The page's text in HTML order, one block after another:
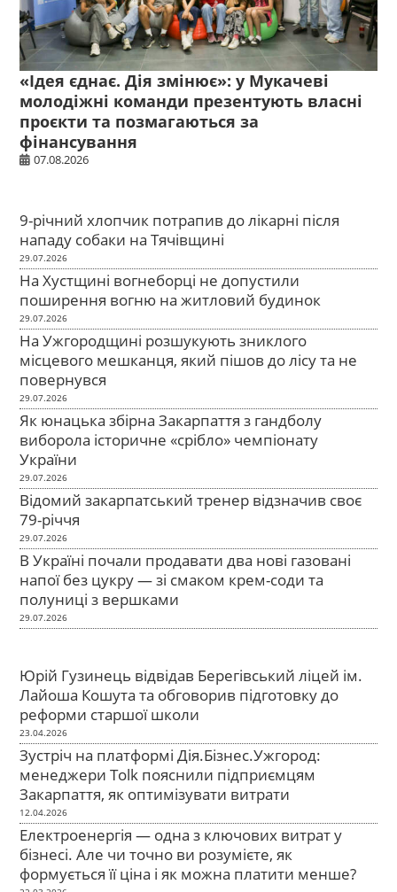
«Ідея єднає. Дія змінює»: у Мукачеві
молодіжні команди презентують власні
проєкти та позмагаються за
фінансування
07.08.2026
9-річний хлопчик потрапив до лікарні після
нападу собаки на Тячівщині
29.07.2026
На Хустщині вогнеборці не допустили
поширення вогню на житловий будинок
29.07.2026
На Ужгородщині розшукують зниклого
місцевого мешканця, який пішов до лісу та не
повернувся
29.07.2026
Як юнацька збірна Закарпаття з гандболу
виборола історичне «срібло» чемпіонату
України
29.07.2026
Відомий закарпатський тренер відзначив своє
79-річчя
29.07.2026
В Україні почали продавати два нові газовані
напої без цукру — зі смаком крем-соди та
полуниці з вершками
29.07.2026
Юрій Гузинець відвідав Берегівський ліцей ім.
Лайоша Кошута та обговорив підготовку до
реформи старшої школи
23.04.2026
Зустріч на платформі Дія.Бізнес.Ужгород:
менеджери Tolk пояснили підприємцям
Закарпаття, як оптимізувати витрати
12.04.2026
Електроенергія — одна з ключових витрат у
бізнесі. Але чи точно ви розумієте, як
формується її ціна і як можна платити менше?